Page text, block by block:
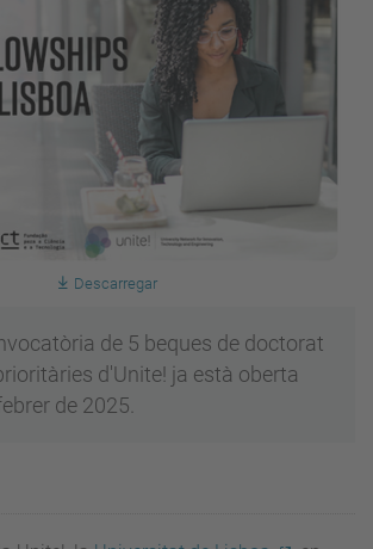
Descarregar
de 5 beques de doctorat
d'Unite! ja està oberta
de 2025.